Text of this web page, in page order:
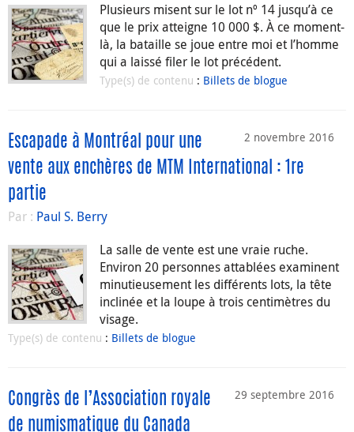
Plusieurs misent sur le lot nº 14 jusqu’à ce
que le prix atteigne 10 000 $. À ce moment-
là, la bataille se joue entre moi et l’homme
qui a laissé filer le lot précédent.
Type(s) de contenu : Billets de blogue
2 novembre 2016
Escapade à Montréal pour une
vente aux enchères de MTM International : 1re
partie
Par : Paul S. Berry
La salle de vente est une vraie ruche.
Environ 20 personnes attablées examinent
minutieusement les différents lots, la tête
inclinée et la loupe à trois centimètres du
visage.
Type(s) de contenu : Billets de blogue
29 septembre 2016
Congrès de l’Association royale
de numismatique du Canada